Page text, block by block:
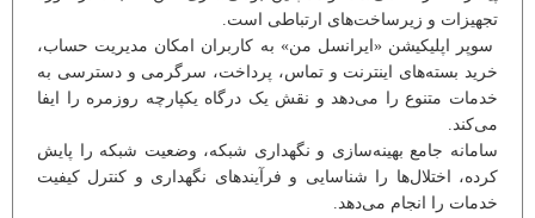
تجهیزات و زیرساخت‌های ارتباطی است.
سوپر اپلیکیشن «ایرانسل من» به کاربران امکان مدیریت حساب،
خرید بسته‌های اینترنت و تماس، پرداخت، سرگرمی و دسترسی به
خدمات متنوع را می‌دهد و نقش یک درگاه یکپارچه روزمره را ایفا
می‌کند.
سامانه جامع بهینه‌سازی و نگهداری شبکه، وضعیت شبکه را پایش
کرده، اختلال‌ها را شناسایی و فرآیندهای نگهداری و کنترل کیفیت
خدمات را انجام می‌دهد.